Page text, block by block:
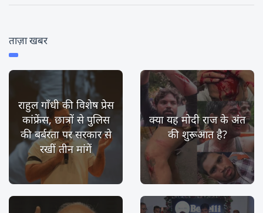
ताज़ा खबर
राहुल गाँधी की विशेष प्रेस
कांफ्रेंस, छात्रों से पुलिस
की बर्बरता पर सरकार से
रखीं तीन मांगें
क्या यह मोदी राज के अंत
की शुरूआत है?